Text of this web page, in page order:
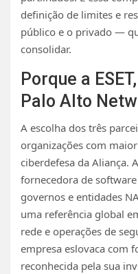
definição de limites e
público e o privado —
consolidar.
Porque a
Palo Alto
A escolha dos três
organizações com
ciberdefesa da Aliança.
fornecedora de
governos e entidades
uma referência global
rede e operações de
empresa eslovaca com
reconhecida pela sua